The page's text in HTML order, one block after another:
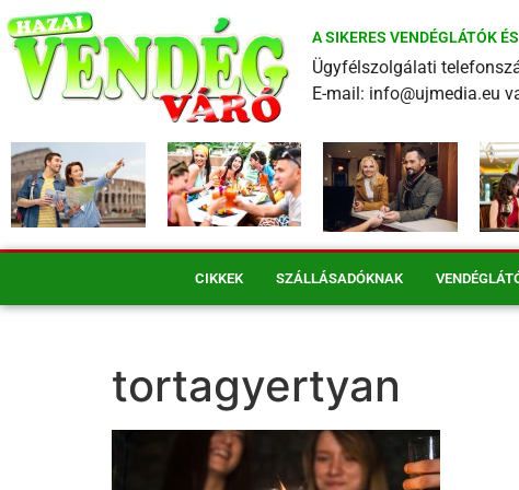
A SIKERES VENDÉGLÁTÓK
Ügyfélszolgálati
E-mail: info@ujmedia.eu
CIKKEK SZÁLLÁSADÓKNAK
tortagyertyan